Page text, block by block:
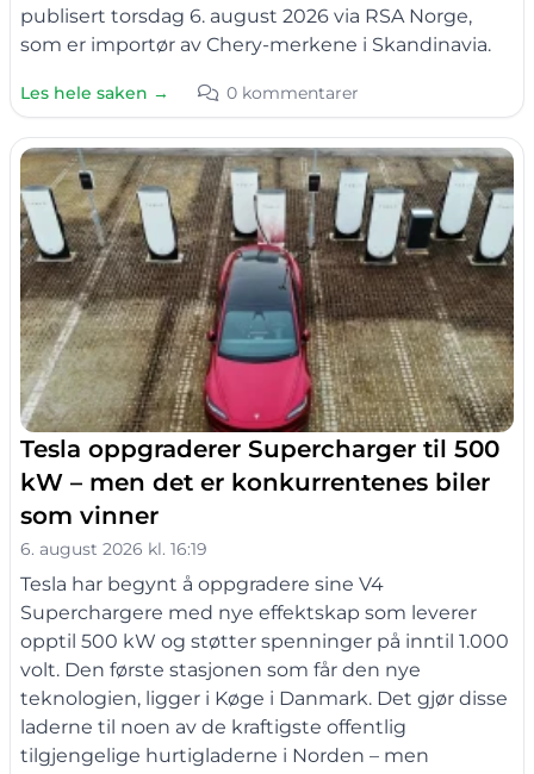
publisert torsdag 6. august 2026 via RSA Norge,
som er importør av Chery-merkene i Skandinavia.
Les hele saken → 0 kommentarer
Tesla oppgraderer Supercharger til 500
kW – men det er konkurrentenes biler
som vinner
6. august 2026 kl. 16:19
Tesla har begynt å oppgradere sine V4
Superchargere med nye effektskap som leverer
opptil 500 kW og støtter spenninger på inntil 1.000
volt. Den første stasjonen som får den nye
teknologien, ligger i Køge i Danmark. Det gjør disse
laderne til noen av de kraftigste offentlig
tilgjengelige hurtigladerne i Norden – men